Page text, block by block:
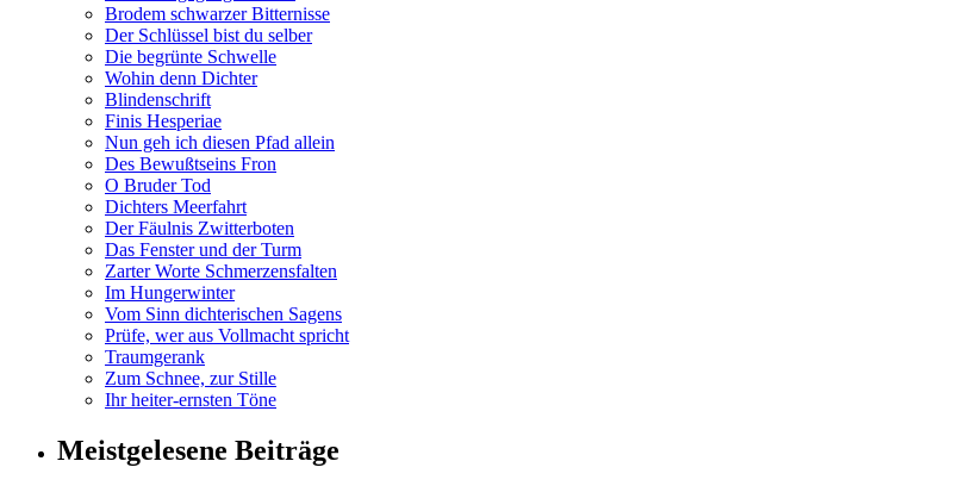
Brodem schwarzer Bitternisse
Der Schlüssel bist du selber
Die begrünte Schwelle
Wohin denn Dichter
Blindenschrift
Finis Hesperiae
Nun geh ich diesen Pfad allein
Des Bewußtseins Fron
O Bruder Tod
Dichters Meerfahrt
Der Fäulnis Zwitterboten
Das Fenster und der Turm
Zarter Worte Schmerzensfalten
Im Hungerwinter
Vom Sinn dichterischen Sagens
Prüfe, wer aus Vollmacht spricht
Traumgerank
Zum Schnee, zur Stille
Ihr heiter-ernsten Töne
Meistgelesene Beiträge